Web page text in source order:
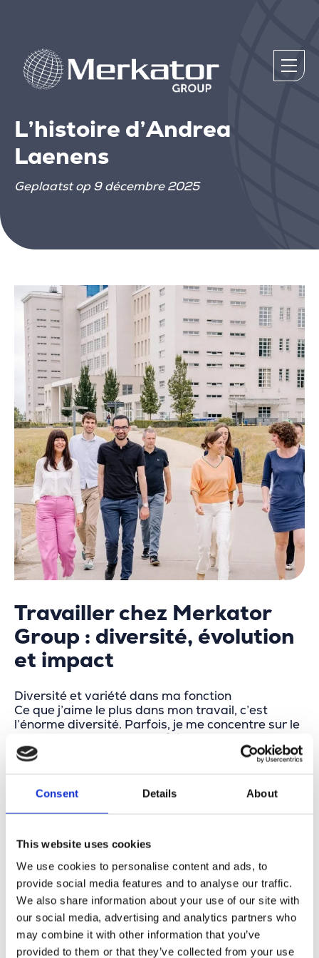
Consent Details About
This website uses cookies
We use cookies to personalise content and ads, to
provide social media features and to analyse our traffic.
We also share information about your use of our site with
our social media, advertising and analytics partners who
may combine it with other information that you’ve
provided to them or that they’ve collected from your use
L’histoire d’Andrea
Laenens
Geplaatst op 9 décembre 2025
Travailler chez Merkator
Group : diversité, évolution
et impact
Diversité et variété dans ma fonction
Ce que j’aime le plus dans mon travail, c’est
l’énorme diversité. Parfois, je me concentre sur le
développement, d’autres fois davantage sur
l’analyse. J’utilise différents outils SIG, j’échange
des connaissances avec mes collègues et je
variété rend le travail à la fois passionnant et
enrichissant. Je découvre constamment de
géomatique et de la gestion des données, et
j’observe comment ces compétences sont
appliquées de manière unique chez chaque client.
Espace pour évoluer
Chez Merkator Group, je me sens vraiment
soutenue dans mon développement personnel et
professionnel. Mon chef d’équipe discute